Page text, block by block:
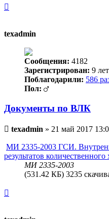
texadmin
Сообщения: 4182
Зарегистрирован: 9
Поблагодарили: 586
Пол:
Документы по ВЛК
Непрочитанное
texadmin » 21 май 2017
МИ 2335-2003 ГСИ.
результатов
МИ 2335-2003
(531.42 КБ) 3235